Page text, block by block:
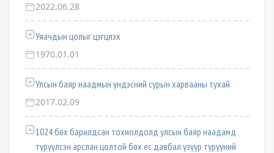
2022.06.28
Уяачдын цолыг цэгцлэх
1970.01.01
Улсын баяр наадмын үндэсний сурын харвааны тухай
2017.02.09
1024 бөх барилдсан тохиолдолд улсын баяр наадамд
түрүүлсэн арслан цолтой бөх ес давбал үзүүр түрүүний